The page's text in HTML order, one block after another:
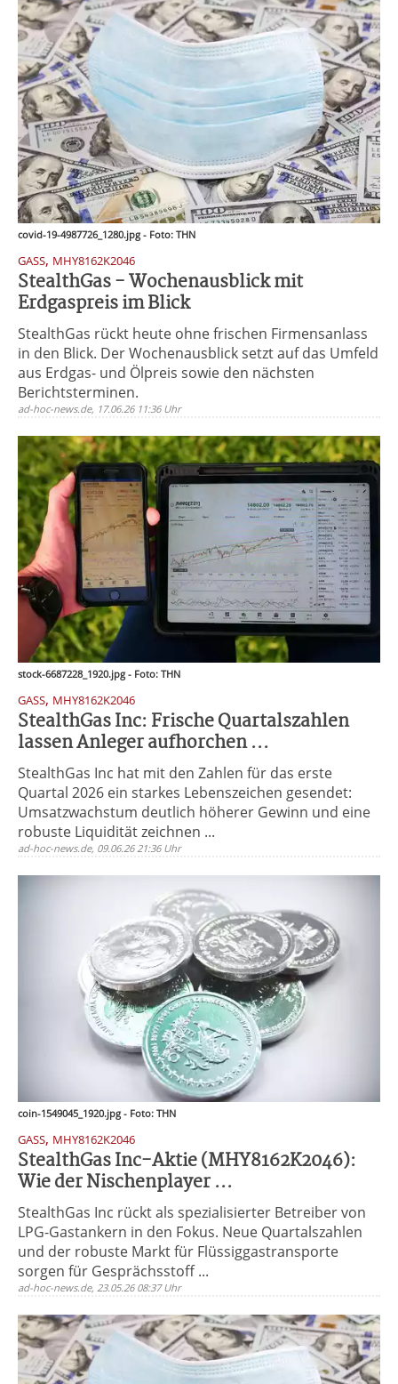
covid-19-4987726_1280.jpg - Foto: THN
GASS, MHY8162K2046
StealthGas - Wochenausblick mit
Erdgaspreis im Blick
StealthGas rückt heute ohne frischen Firmensanlass
in den Blick. Der Wochenausblick setzt auf das Umfeld
aus Erdgas- und Ölpreis sowie den nächsten
Berichtsterminen.
ad-hoc-news.de, 17.06.26 11:36 Uhr
stock-6687228_1920.jpg - Foto: THN
GASS, MHY8162K2046
StealthGas Inc: Frische Quartalszahlen
lassen Anleger aufhorchen ...
StealthGas Inc hat mit den Zahlen für das erste
Quartal 2026 ein starkes Lebenszeichen gesendet:
Umsatzwachstum deutlich höherer Gewinn und eine
robuste Liquidität zeichnen ...
ad-hoc-news.de, 09.06.26 21:36 Uhr
coin-1549045_1920.jpg - Foto: THN
GASS, MHY8162K2046
StealthGas Inc-Aktie (MHY8162K2046):
Wie der Nischenplayer ...
StealthGas Inc rückt als spezialisierter Betreiber von
LPG-Gastankern in den Fokus. Neue Quartalszahlen
und der robuste Markt für Flüssiggastransporte
sorgen für Gesprächsstoff ...
ad-hoc-news.de, 23.05.26 08:37 Uhr